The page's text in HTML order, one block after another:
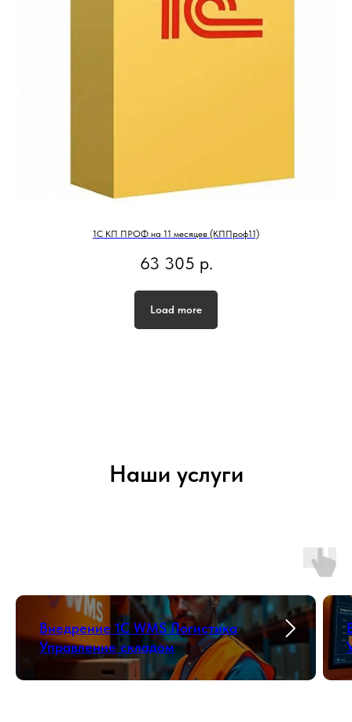
1С КП ПРОФ на 11 месяцев (КППроф11)
63 305 р.
Load more
Наши услуги
Внедрение 1С WMS Логистика
Управление складом